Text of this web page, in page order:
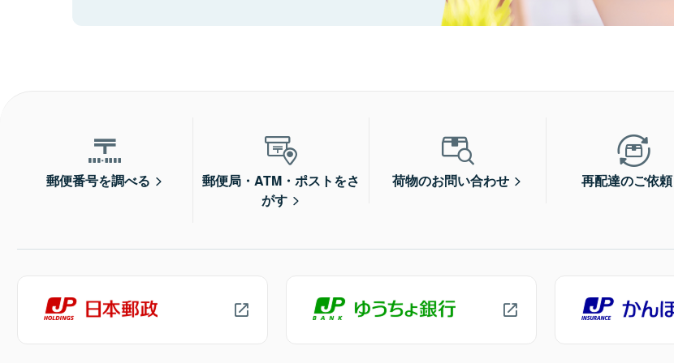
郵便番号を調べる
郵便局・ATM・ポストをさ
がす
荷物のお問い合わせ 再配達のご依頼